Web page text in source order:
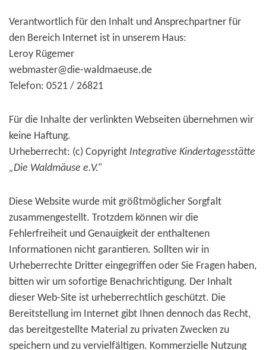
Verantwortlich für den Inhalt und Ansprechpartner für
den Bereich Internet ist in unserem Haus:
Leroy Rügemer
webmaster@die-waldmaeuse.de
Telefon: 0521 / 26821
Für die Inhalte der verlinkten Webseiten übernehmen wir
keine Haftung.
Urheberrecht: (c) Copyright Integrative Kindertagesstätte
„Die Waldmäuse e.V.“
Diese Website wurde mit größtmöglicher Sorgfalt
zusammengestellt. Trotzdem können wir die
Fehlerfreiheit und Genauigkeit der enthaltenen
Informationen nicht garantieren. Sollten wir in
Urheberrechte Dritter eingegriffen oder Sie Fragen haben,
bitten wir um sofortige Benachrichtigung. Der Inhalt
dieser Web-Site ist urheberrechtlich geschützt. Die
Bereitstellung im Internet gibt Ihnen dennoch das Recht,
das bereitgestellte Material zu privaten Zwecken zu
speichern und zu vervielfältigen. Kommerzielle Nutzung